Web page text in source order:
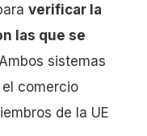
verificar la
las que se
sistemas
comercio
de la UE